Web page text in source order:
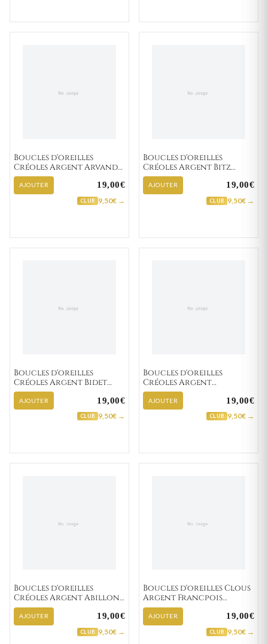
Boucles d'oreilles
Créoles Argent Arvand
Minimaliste
AJOUTER 19,00€
CLUB 9,50€ →
Boucles d'oreilles
Créoles Argent Bitz
Minimaliste
AJOUTER 19,00€
CLUB 9,50€ →
Boucles d'oreilles
Créoles Argent Bidet
Minimaliste
AJOUTER 19,00€
CLUB 9,50€ →
Boucles d'oreilles
Créoles Argent
Donnelly Minimaliste
AJOUTER 19,00€
CLUB 9,50€ →
Boucles d'oreilles
Créoles Argent Abillon
Minimaliste
AJOUTER 19,00€
CLUB 9,50€ →
Boucles d'oreilles Clous
Argent Francpois
Zirconium
AJOUTER 19,00€
CLUB 9,50€ →